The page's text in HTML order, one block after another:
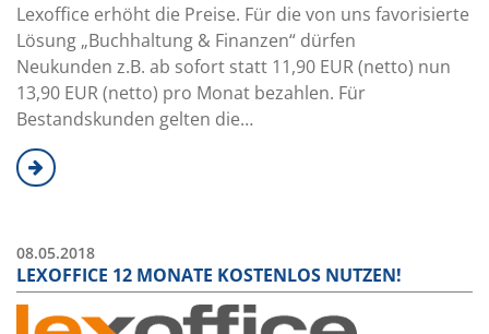
Lexoffice erhöht die Preise. Für die von uns favorisierte
Lösung „Buchhaltung & Finanzen“ dürfen
Neukunden z.B. ab sofort statt 11,90 EUR (netto) nun
13,90 EUR (netto) pro Monat bezahlen. Für
Bestandskunden gelten die…
08.05.2018
LEXOFFICE 12 MONATE KOSTENLOS NUTZEN!